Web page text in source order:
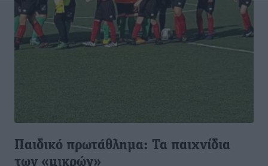
Παιδικό πρωτάθλημα: Τα παιχνίδια
των «μικρών»